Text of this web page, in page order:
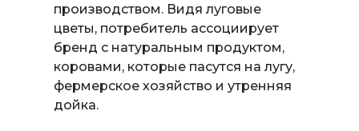
производством. Видя луговые
цветы, потребитель ассоциирует
бренд с натуральным продуктом,
коровами, которые пасутся на лугу,
фермерское хозяйство и утренняя
дойка.